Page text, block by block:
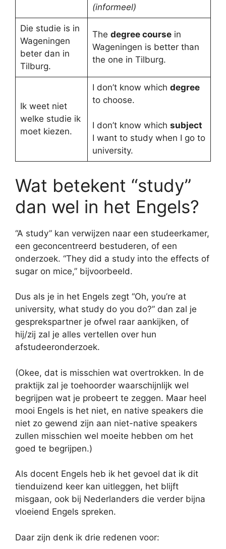
(informeel)
Die studie is in
Wageningen
beter dan in
Tilburg.
The degree coursein
Wageningen is better than
the one in Tilburg.
Ik weet niet
welke studie ik
moet kiezen.
I don’t know which degree
to choose.
I don’t know which subject
I want to study when I go to
university.
Wat betekent “study”
dan wel in het Engels?
“A study” kan verwijzen naar een studeerkamer,
een geconcentreerd bestuderen, of een
onderzoek. “They did a study into the effects of
sugar on mice,” bijvoorbeeld.
Dus als je in het Engels zegt “Oh, you’re at
university, what study do you do?” dan zal je
gesprekspartner je ofwel raar aankijken, of
hij/zij zal je alles vertellen over hun
afstudeeronderzoek.
(Okee, dat is misschien wat overtrokken. In de
praktijk zal je toehoorder waarschijnlijk wel
begrijpen wat je probeert te zeggen. Maar heel
mooi Engels is het niet, en native speakers die
niet zo gewend zijn aan niet-native speakers
zullen misschien wel moeite hebben om het
goed te begrijpen.)
Als docent Engels heb ik het gevoel dat ik dit
tienduizend keer kan uitleggen, het blijft
misgaan, ook bij Nederlanders die verder bijna
vloeiend Engels spreken.
Daar zijn denk ik drie redenen voor: